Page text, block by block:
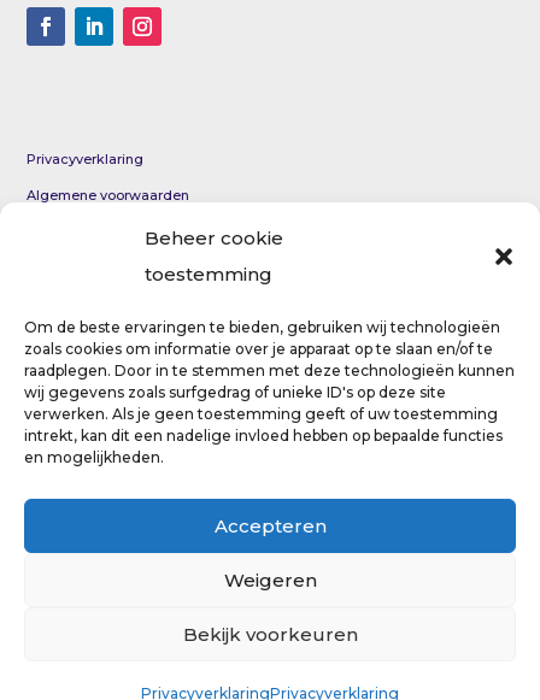
Beheer cookie
toestemming
Om de beste ervaringen te bieden, gebruiken wij technologieën
zoals cookies om informatie over je apparaat op te slaan en/of te
raadplegen. Door in te stemmen met deze technologieën kunnen
wij gegevens zoals surfgedrag of unieke ID's op deze site
verwerken. Als je geen toestemming geeft of uw toestemming
intrekt, kan dit een nadelige invloed hebben op bepaalde functies
en mogelijkheden.
Accepteren
Weigeren
Bekijk voorkeuren
PrivacyverklaringPrivacyverklaring
Privacyverklaring
Algemene voorwaarden
rust
Eerste hulp bij paniekaanval
Copyright © 2023 – VerteldT